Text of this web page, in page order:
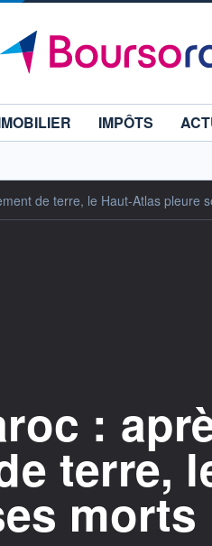
IMPÔTS
de terre, le Haut-Atlas pleure
:
terre,
morts